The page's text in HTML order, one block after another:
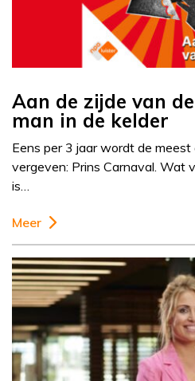
Aan de zijde van
man in de kelder
Eens per 3 jaar wordt de
vergeven: Prins Carnaval. Wat
is…
Meer